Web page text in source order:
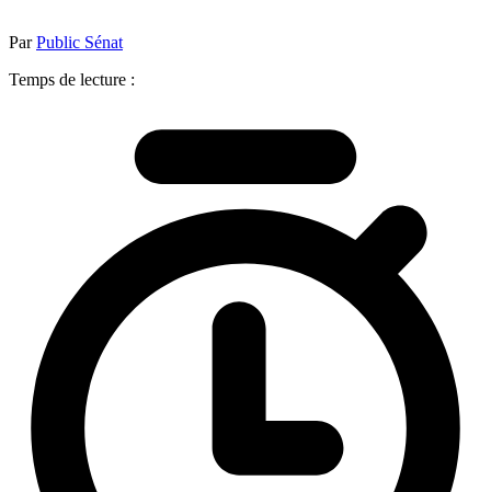
ParPublic Sénat
Temps de lecture :